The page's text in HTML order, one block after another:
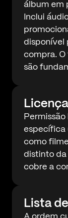
álbum em
Inclui
disponível
compra.
são
específica
como
distinto da
cobre a
Lista